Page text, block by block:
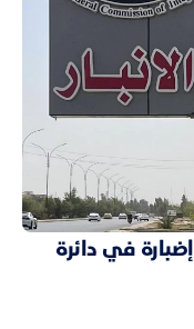
النزاهة تضبط تلاعباً وتزويراً بـ 46 إضبارة في دائرة